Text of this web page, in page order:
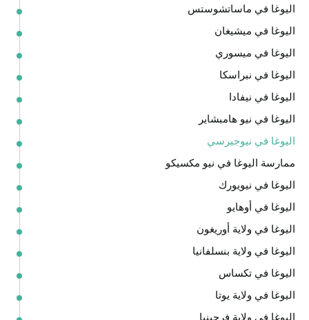
اليوغا في ماساتشوستس
اليوغا في ميشيغان
اليوغا في ميسوري
اليوغا في نبراسكا
اليوغا في نيفادا
اليوغا في نيو هامبشاير
اليوغا في نيوجيرسي
ممارسة اليوغا في نيو مكسيكو
اليوغا في نيويورك
اليوغا في أوهايو
اليوغا في ولاية أوريغون
اليوغا في ولاية بنسلفانيا
اليوغا في تكساس
اليوغا في ولاية يوتا
اليوغا في ولاية فرجينيا